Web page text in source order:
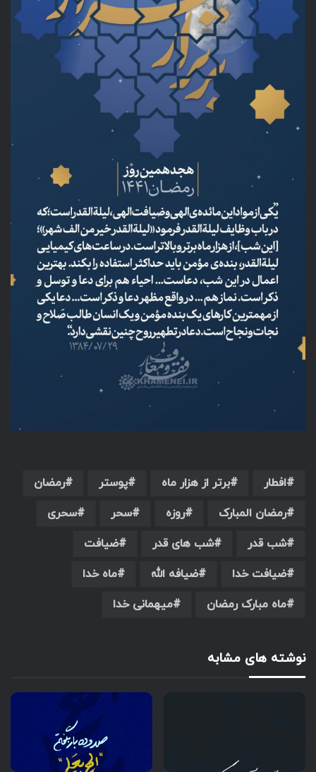
افطار برتر از هزار ماه پوستر
رمضان
رمضان المبارک
روزه سحر
سحری
شب قدر
شب های قدر
ضیافت
ضیافت خدا
ضیافه الله
ماه خدا
ماه مبارک رمضان
میهمانی خدا
نوشته های مشابه